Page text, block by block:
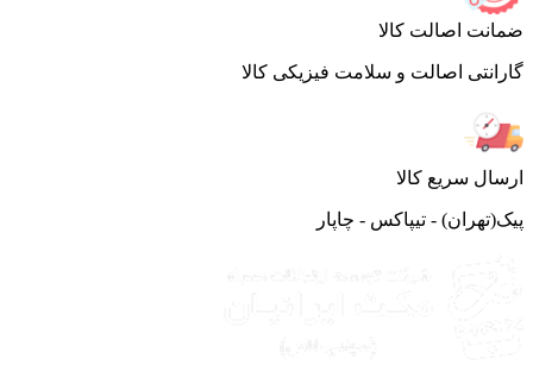
اصالت کالا
اصالت و سلامت فیزیکی کالا
سریع کالا
- تیپاکس - چاپار